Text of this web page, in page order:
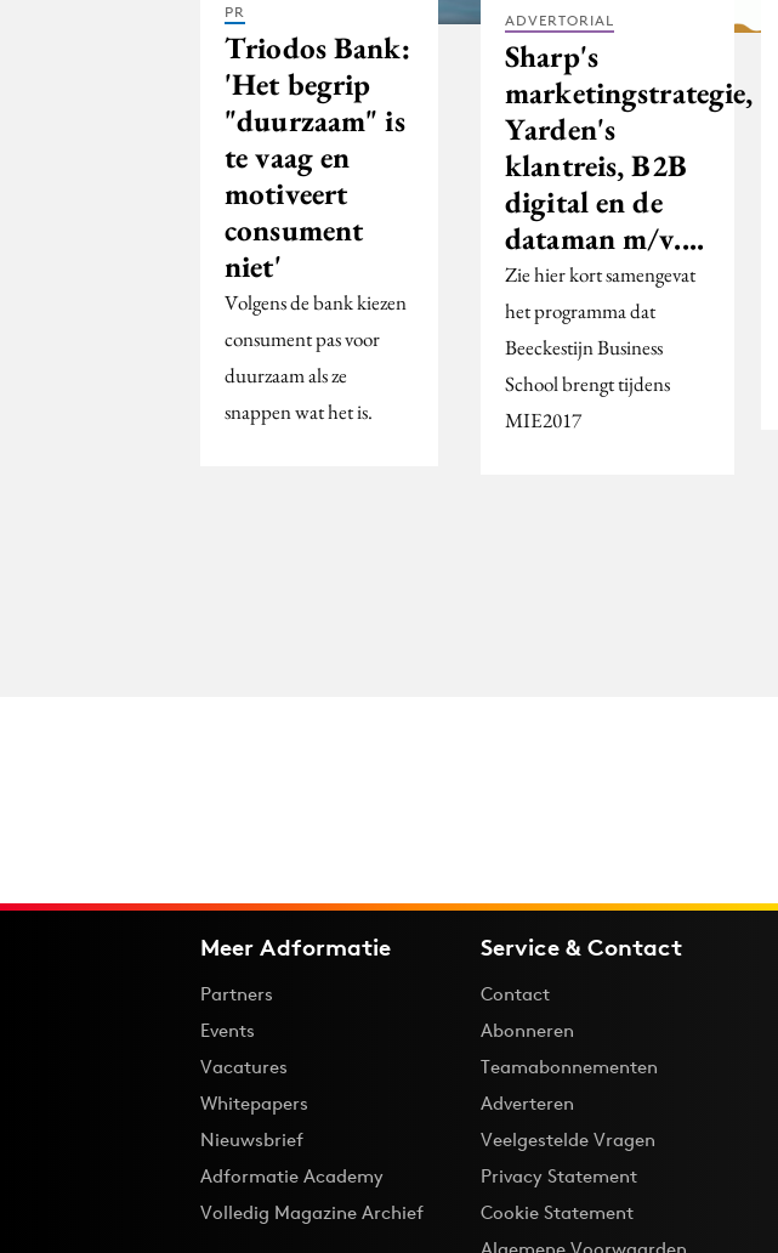
PR
Triodos Bank:
'Het begrip
"duurzaam" is
te vaag en
motiveert
consument
niet'
Volgens de bank kiezen
consument pas voor
duurzaam als ze
snappen wat het is.
ADVERTORIAL
Sharp's
marketingstrategie,
Yarden's
klantreis, B2B
digital en de
dataman m/v....
Zie hier kort samengevat
het programma dat
Beeckestijn Business
School brengt tijdens
MIE2017
Meer Adformatie
Partners
Events
Vacatures
Whitepapers
Nieuwsbrief
Adformatie Academy
Volledig Magazine Archief
Service & Contact
Contact
Abonneren
Teamabonnementen
Adverteren
Veelgestelde Vragen
Privacy Statement
Cookie Statement